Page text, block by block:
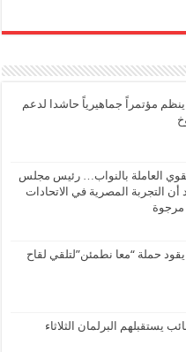
مؤتمراً جماهيرياً حاشدا لدعم
العاملة بالنواب… رئيس مجلس
أن التجربة المصرية في الاتحادات
مرجوة
حملة “معا نطمئن”لتلقي لقاح
أسماء أول 100 نائب يستقبلهم البرلمان الثلاثاء